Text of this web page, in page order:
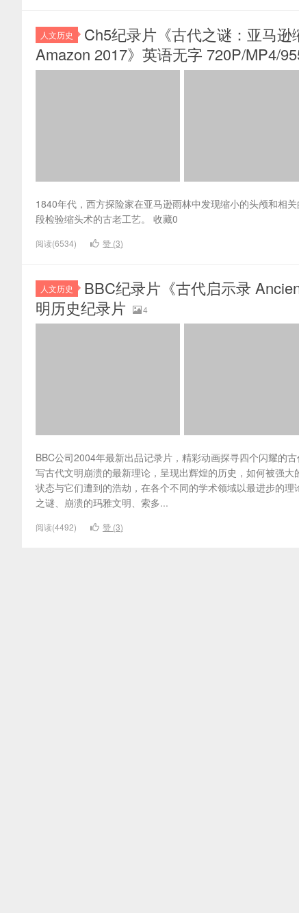
人文历史
Ch5纪录片《古代之谜：亚马
Amazon 2017》英语无字 720P/MP4/
1840年代，西方探险家在亚马逊雨林中发现缩小的头颅和相
段检验缩头术的古老工艺。 收藏0
阅读(6534) 赞 (3)
人文历史
BBC纪录片《古代启示录
明历史纪录片
4
BBC公司2004年最新出品记录片，精彩动画探寻四个闪耀的
写古代文明崩溃的最新理论，呈现出辉煌的历史，如何被强
状态与它们遭到的浩劫，在各个不同的学术领域以最进步
之谜、崩溃的玛雅文明、索多...
阅读(4492) 赞 (3)